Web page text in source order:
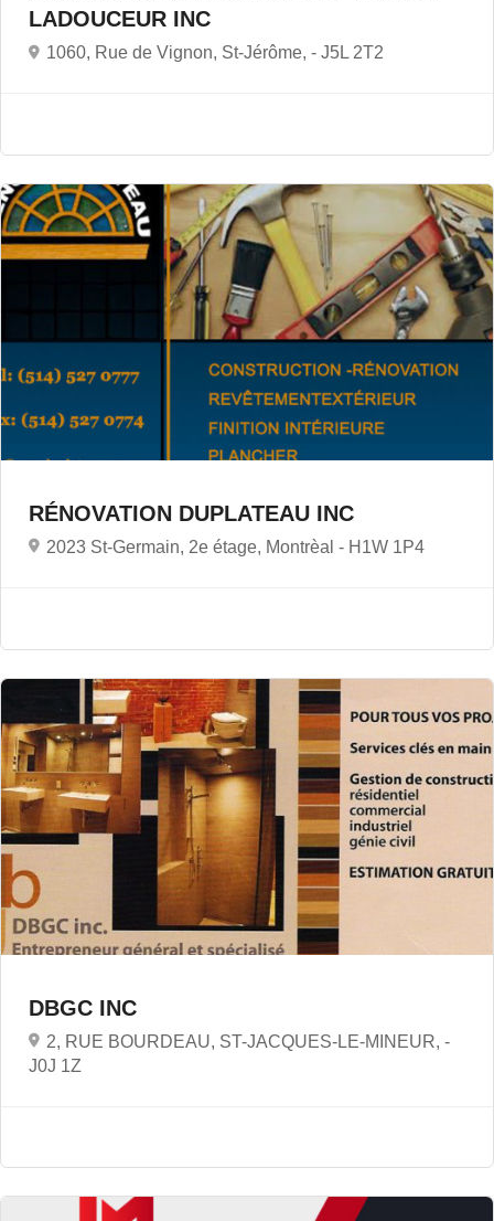
LADOUCEUR INC
1060, Rue de Vignon, St-Jérôme, - J5L 2T2
RÉNOVATION DUPLATEAU INC
2023 St-Germain, 2e étage, Montrèal - H1W 1P4
DBGC INC
2, RUE BOURDEAU, ST-JACQUES-LE-MINEUR, -
J0J 1Z